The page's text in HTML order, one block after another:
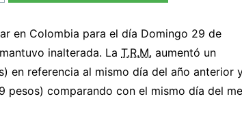
en Colombia para el día Domingo 29 de
inalterada. La T.R.M. aumentó un
en referencia al mismo día del año anterior
pesos) comparando con el mismo día del